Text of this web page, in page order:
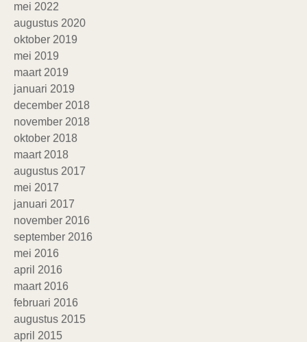
mei 2022
augustus 2020
oktober 2019
mei 2019
maart 2019
januari 2019
december 2018
november 2018
oktober 2018
maart 2018
augustus 2017
mei 2017
januari 2017
november 2016
september 2016
mei 2016
april 2016
maart 2016
februari 2016
augustus 2015
april 2015